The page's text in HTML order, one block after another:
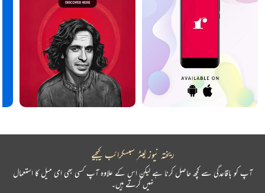
ریختہ نیوز لیٹر سبسکرائب کیجیے
آپ کو باقاعدگی سے کچھ حاصل کرنا ہے لیکن اس کے علاوہ آپ کسی بھی ای میل کا استعمال
نہیں کرتے ہیں۔